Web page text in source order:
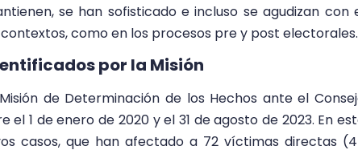
se han sofisticado e incluso se agudizan con
como en los procesos pre y post electorales.
por la Misión
de Determinación de los Hechos ante el
1 de enero de 2020 y el 31 de agosto de 2023. En
casos, que han afectado a 72 víctimas directas